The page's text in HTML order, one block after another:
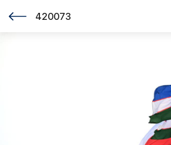
420073